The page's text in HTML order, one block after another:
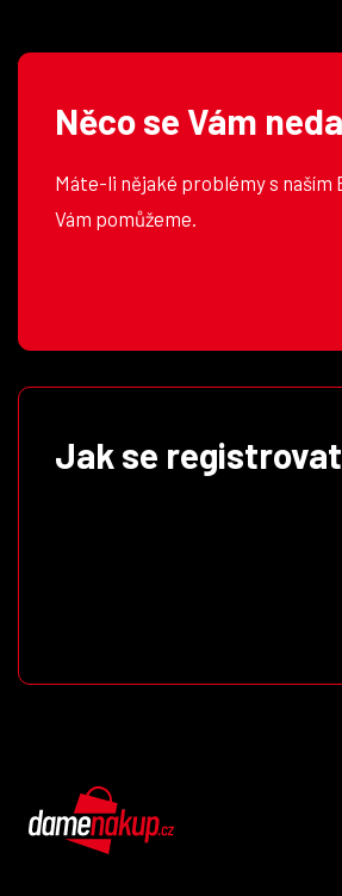
Něco se Vám
Máte-li nějaké problémy s naším
Vám pomůžeme.
Jak se